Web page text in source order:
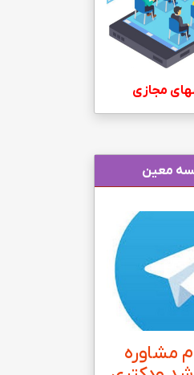
مجازی
معین
مشاوره